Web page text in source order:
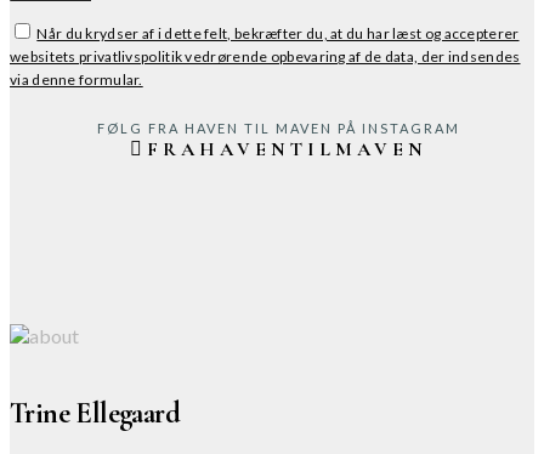
Når du krydser af i dette felt, bekræfter du, at du har læst og accepterer
websitets privatlivspolitik vedrørende opbevaring af de data, der indsendes
via denne formular.
FRAHAVENTILMAVEN
FØLG FRA HAVEN TIL MAVEN PÅ INSTAGRAM
Trine Ellegaard